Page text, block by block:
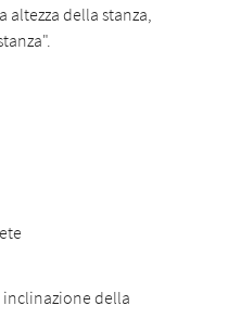
altezza della stanza,
della